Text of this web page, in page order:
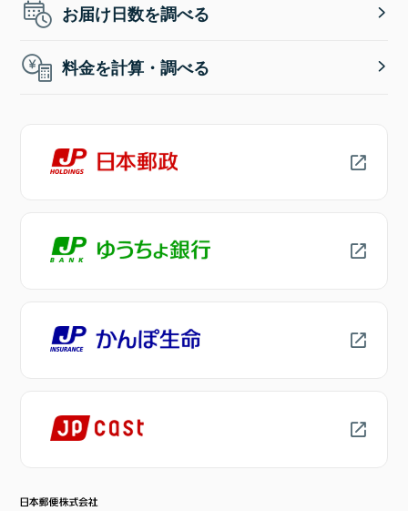
お届け日数を調べる
料金を計算・調べる